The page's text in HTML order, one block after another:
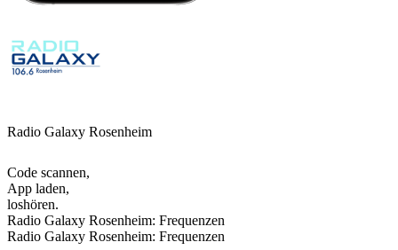
Radio Galaxy Rosenheim
Code scannen,
App laden,
loshören.
Radio Galaxy Rosenheim: Frequenzen
Radio Galaxy Rosenheim: Frequenzen